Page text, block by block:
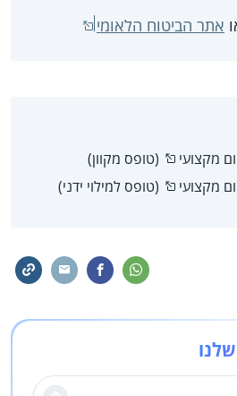
אתר הביטוח הלאומי
מקצועי
(טופס מקוון)
מקצועי
(טופס למילוי ידני)